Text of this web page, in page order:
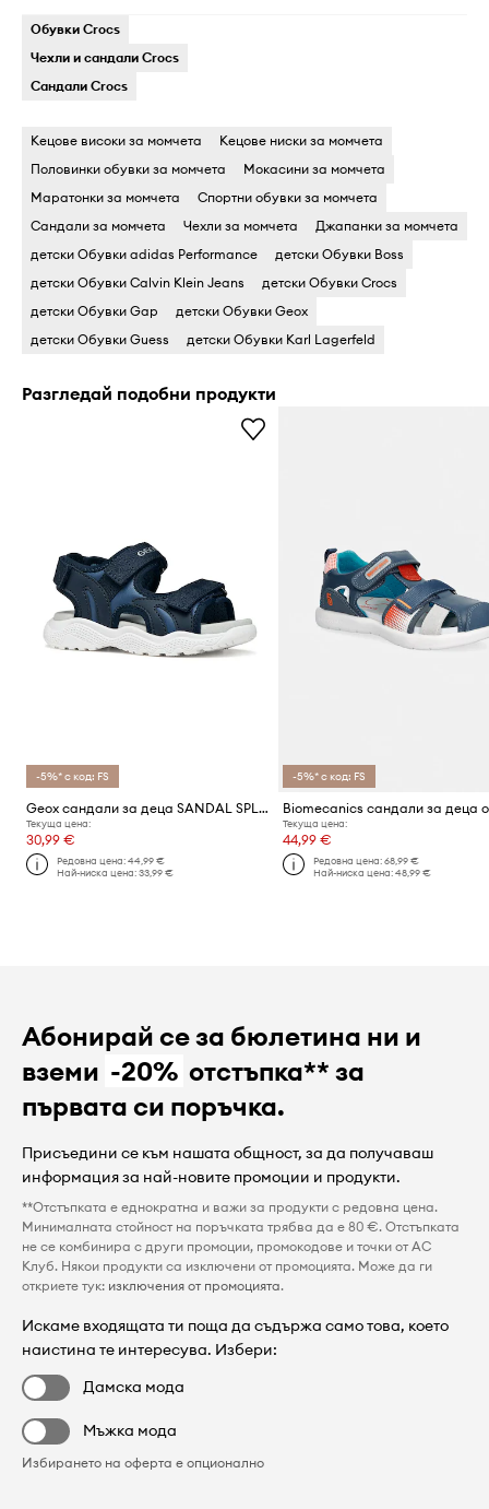
Обувки Crocs
Чехли и сандали Crocs
Сандали Crocs
Кецове високи за момчета
Кецове ниски за момчета
Половинки обувки за момчета
Мокасини за момчета
Маратонки за момчета
Спортни обувки за момчета
Сандали за момчета
Чехли за момчета
Джапанки за момчета
детски Обувки adidas Performance
детски Обувки Boss
детски Обувки Calvin Klein Jeans
детски Обувки Crocs
детски Обувки Gap
детски Обувки Geox
детски Обувки Guess
детски Обувки Karl Lagerfeld
Разгледай подобни продукти
-5%* с код: FS
Geox сандали за деца SANDAL SPLUSH
Текуща цена:
30,99 €
Редовна цена:44,99 €
Най-ниска цена:33,99 €
-5%* с код: FS
Текуща цена:
44,99 €
Редовна цена: 68,99 €
Най-ниска цена: 48,99 €
Абонирай се за бюлетина ни и
вземи -20% отстъпка** за
първата си поръчка.
Присъедини се към нашата общност, за да получаваш
информация за най-новите промоции и продукти.
**Отстъпката е еднократна и важи за продукти с редовна цена.
Минималната стойност на поръчката трябва да е 80 €. Отстъпката
не се комбинира с други промоции, промокодове и точки от AC
Клуб. Някои продукти са изключени от промоцията. Може да ги
откриете тук: изключения от промоцията.
Искаме входящата ти поща да съдържа само това, което
наистина те интересува. Избери:
Дамска мода
Мъжка мода
Избирането на оферта е опционално